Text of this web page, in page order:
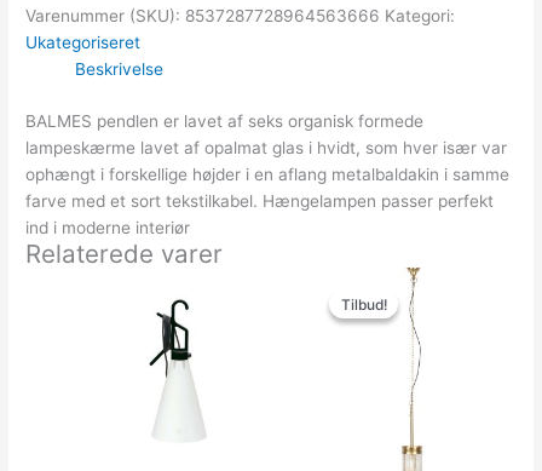
Varenummer (SKU): 8537287728964563666 Kategori:
Ukategoriseret
Beskrivelse
BALMES pendlen er lavet af seks organisk formede
lampeskærme lavet af opalmat glas i hvidt, som hver især var
ophængt i forskellige højder i en aflang metalbaldakin i samme
farve med et sort tekstilkabel. Hængelampen passer perfekt
ind i moderne interiør
Relaterede varer
Tilbud!
Tilbud!
Den
oprindelige
pris
var:
1,779.00kr..